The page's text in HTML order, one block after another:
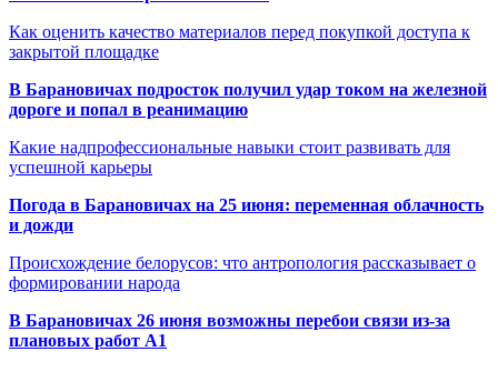
Как оценить качество материалов перед покупкой доступа к
закрытой площадке
В Барановичах подросток получил удар током на железной
дороге и попал в реанимацию
Какие надпрофессиональные навыки стоит развивать для
успешной карьеры
Погода в Барановичах на 25 июня: переменная облачность
и дожди
Происхождение белорусов: что антропология рассказывает о
формировании народа
В Барановичах 26 июня возможны перебои связи из-за
плановых работ A1